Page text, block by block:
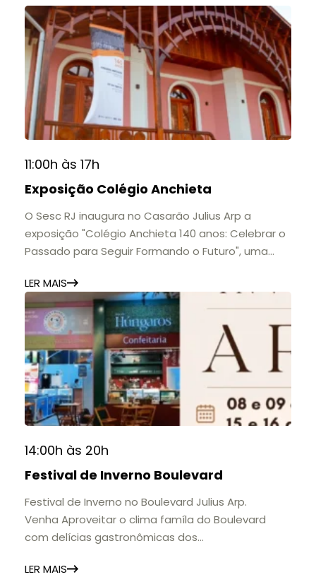
11:00h às 17h
Exposição Colégio Anchieta
O Sesc RJ inaugura no Casarão Julius Arp a
exposição "Colégio Anchieta 140 anos: Celebrar o
Passado para Seguir Formando o Futuro", uma
importantes instituições de ensino de Nova
Friburgo e do Brasil.
A mostra convida o público a conhecer o legado
do Colégio Anchieta por meio de documentos,
histórias e marcos que evidenciam sua
contribuição para a educação, a cultura e a
formação de gerações.
📍 Casarão Julius Arp
📅 Até 30 de setembro
11h às 17h
🎟️ Entrada gratuita.
LER MAIS
14:00h às 20h
Festival de Inverno Boulevard
Festival de Inverno no Boulevard Julius Arp.
Venha Aproveitar o clima famíla do Boulevard
com delícias gastronômicas dos
LER MAIS